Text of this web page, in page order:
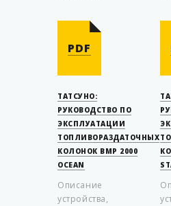
PDF
ТАТСУНО:
РУКОВОДСТВО ПО
ЭКСПЛУАТАЦИИ
ТОПЛИВОРАЗДАТОЧНЫХ
КОЛОНОК BMP 2000
OCEAN
Описание
устройства,